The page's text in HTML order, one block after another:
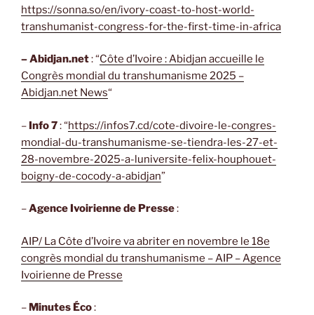
https://sonna.so/en/ivory-coast-to-host-world-
transhumanist-congress-for-the-first-time-in-africa
– Abidjan.net: “Côte d’Ivoire : Abidjan accueille le
Congrès mondial du transhumanisme 2025 –
Abidjan.net News“
– Info 7: “https://infos7.cd/cote-divoire-le-congres-
mondial-du-transhumanisme-se-tiendra-les-27-et-
28-novembre-2025-a-luniversite-felix-houphouet-
boigny-de-cocody-a-abidjan”
–Agence Ivoirienne de Presse:
AIP/ La Côte d’Ivoire va abriter en novembre le 18e
congrès mondial du transhumanisme – AIP – Agence
Ivoirienne de Presse
– Minutes Éco: